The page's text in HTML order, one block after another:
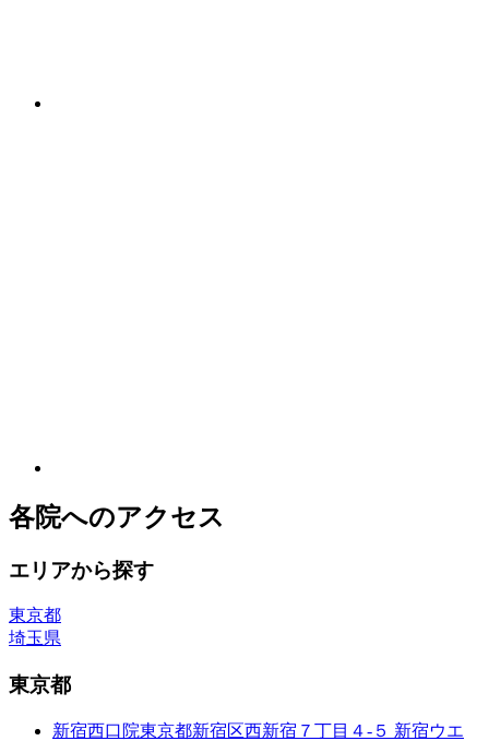
各院へのアクセス
エリアから探す
東京都
埼玉県
東京都
新宿西口院東京都新宿区西新宿７丁目４-５ 新宿ウエ